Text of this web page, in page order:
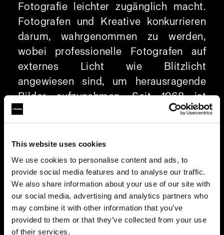
This website uses cookies
We use cookies to personalise content and ads, to
provide social media features and to analyse our traffic.
We also share information about your use of our site with
our social media, advertising and analytics partners who
may combine it with other information that you’ve
provided to them or that they’ve collected from your use
of their services.
Fotografie leichter zugänglich macht.
Fotografen und Kreative konkurrieren
darum, wahrgenommen zu werden,
wobei professionelle Fotografen auf
externes Licht wie Blitzlicht
angewiesen sind, um herausragende
Bilder aufzunehmen. Seit 1968 ist
Profoto innovativ, und die Profoto
Camera ist ein Beispiel dafür: Sie
optimiert die Smartphone-Fotografie
durch hervorragende Beleuchtung.
Individuelles RAW-Format für
schnellere Postproduktion und
bessere Bilder
Verlieren Sie keine Zeit und haben Sie